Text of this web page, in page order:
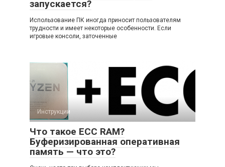
запускается?
Использование ПК иногда приносит пользователям
трудности и имеет некоторые особенности. Если
игровые консоли, заточенные
Инструкции
Что такое ECC RAM?
Буферизированная оперативная
память — что это?